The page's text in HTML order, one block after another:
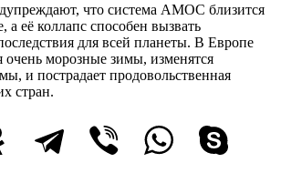
что система AMOC близится
а её коллапс способен вызвать
для всей планеты. В Европе
очень морозные зимы, изменятся
и пострадает продовольственная
стран.